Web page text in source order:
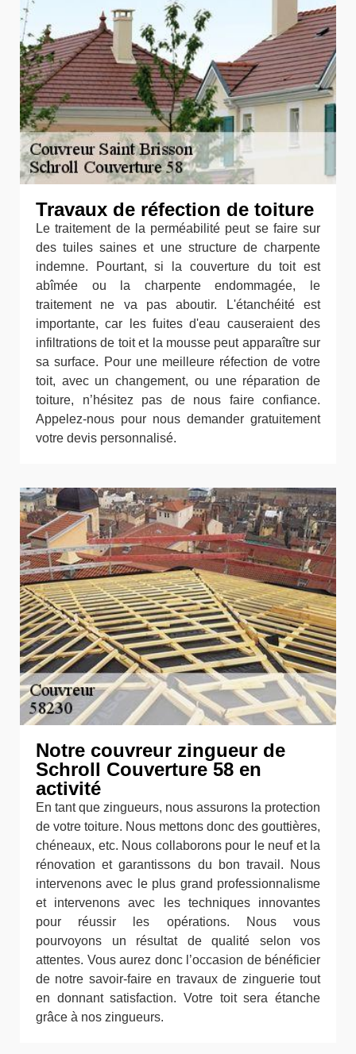
Travaux de réfection de toiture
Le traitement de la perméabilité peut se faire sur
des tuiles saines et une structure de charpente
indemne. Pourtant, si la couverture du toit est
abîmée ou la charpente endommagée, le
traitement ne va pas aboutir. L'étanchéité est
importante, car les fuites d'eau causeraient des
infiltrations de toit et la mousse peut apparaître sur
sa surface. Pour une meilleure réfection de votre
toit, avec un changement, ou une réparation de
toiture, n’hésitez pas de nous faire confiance.
Appelez-nous pour nous demander gratuitement
votre devis personnalisé.
Notre couvreur zingueur de
Schroll Couverture 58 en
activité
En tant que zingueurs, nous assurons la protection
de votre toiture. Nous mettons donc des gouttières,
chéneaux, etc. Nous collaborons pour le neuf et la
rénovation et garantissons du bon travail. Nous
intervenons avec le plus grand professionnalisme
et intervenons avec les techniques innovantes
pour réussir les opérations. Nous vous
pourvoyons un résultat de qualité selon vos
attentes. Vous aurez donc l’occasion de bénéficier
de notre savoir-faire en travaux de zinguerie tout
en donnant satisfaction. Votre toit sera étanche
grâce à nos zingueurs.